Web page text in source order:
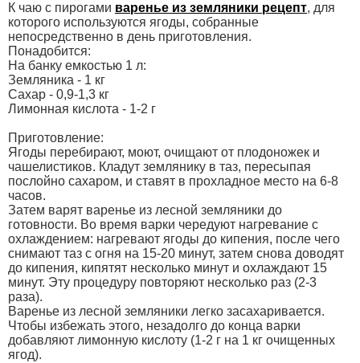
К чаю с пирогами варенье из земляники рецепт, для
которого используются ягоды, собранные
непосредственно в день приготовления.
Понадобится:
На банку емкостью 1 л:
Земляника - 1 кг
Сахар - 0,9-1,3 кг
Лимонная кислота - 1-2 г
Приготовление:
Ягоды перебирают, моют, очищают от плодоножек и
чашелистиков. Кладут землянику в таз, пересыпая
послойно сахаром, и ставят в прохладное место на 6-8
часов.
Затем варят варенье из лесной земляники до
готовности. Во время варки чередуют нагревание с
охлаждением: нагревают ягоды до кипения, после чего
снимают таз с огня на 15-20 минут, затем снова доводят
до кипения, кипятят несколько минут и охлаждают 15
минут. Эту процедуру повторяют несколько раз (2-3
раза).
Варенье из лесной земляники легко засахаривается.
Чтобы избежать этого, незадолго до конца варки
добавляют лимонную кислоту (1-2 г на 1 кг очищенных
ягод).